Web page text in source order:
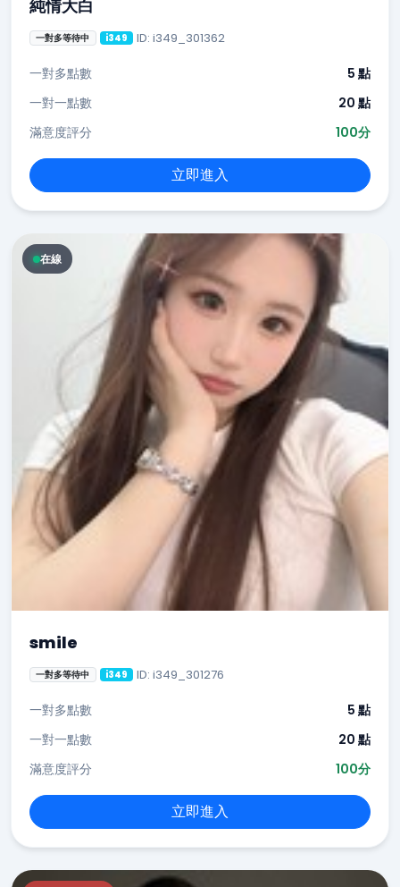
純情大白
一對多等待中 i349 ID: i349_301362
一對多點數
5 點
一對一點數
20 點
滿意度評分
100分
立即進入
在線
smile
一對多等待中 i349 ID: i349_301276
一對多點數
5 點
一對一點數
20 點
滿意度評分
100分
立即進入